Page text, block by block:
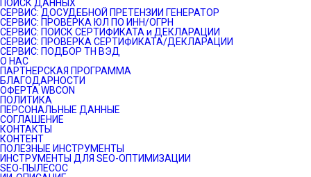
ПОИСК ДАННЫХ
СЕРВИС: ДОСУДЕБНОЙ ПРЕТЕНЗИИ ГЕНЕРАТОР
СЕРВИС: ПРОВЕРКА ЮЛ ПО ИНН/ОГРН
СЕРВИС: ПОИСК СЕРТИФИКАТА и ДЕКЛАРАЦИИ
СЕРВИС: ПРОВЕРКА СЕРТИФИКАТА/ДЕКЛАРАЦИИ
СЕРВИС: ПОДБОР ТН ВЭД
О НАС
ПАРТНЕРСКАЯ ПРОГРАММА
БЛАГОДАРНОСТИ
ОФЕРТА WBCON
ПОЛИТИКА
ПЕРСОНАЛЬНЫЕ ДАННЫЕ
СОГЛАШЕНИЕ
КОНТАКТЫ
КОНТЕНТ
ПОЛЕЗНЫЕ ИНСТРУМЕНТЫ
ИНСТРУМЕНТЫ ДЛЯ SEO-ОПТИМИЗАЦИИ
SEO-ПЫЛЕСОС